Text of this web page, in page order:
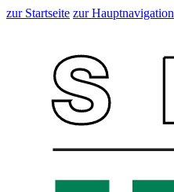
zur Startseite zur Hauptnavigation